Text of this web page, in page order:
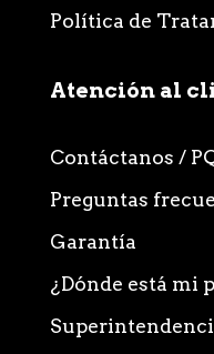
Política de
Atención al
Contáctanos /
Preguntas
Garantía
¿Dónde está mi